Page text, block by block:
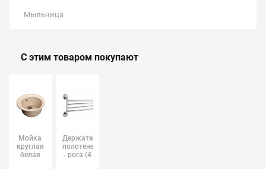
Мыльница
С этим товаром покупают
Мойка
круглая
белая
Держатель
полотенец
- рога (4